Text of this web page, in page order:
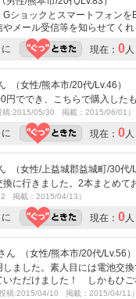
Gショックとスマートフォン
やメール受信等を知らせてく
現在： 0 人
（女性/熊本市/20代/Lv.46）
円ででき、こちらで購入した
稿:2015/05/30 掲載：2015/06/01）
現在： 0 人
（女性/上益城郡益城町/30代/
換に行きました。2本まとめて
掲載：2015/04/13）
現在： 0 人
ん （女性/熊本市/20代/Lv.56）
しました。素人目には電池交
いただけました！ しかもひ
投稿:2015/04/10 掲載：2015/04/11）